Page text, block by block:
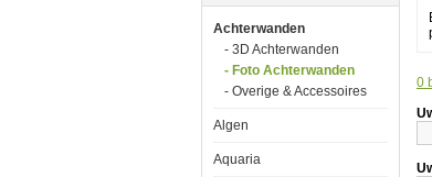
Achterwanden
- 3D Achterwanden
- Foto Achterwanden
- Overige & Accessoires
Algen
Aquaria
0